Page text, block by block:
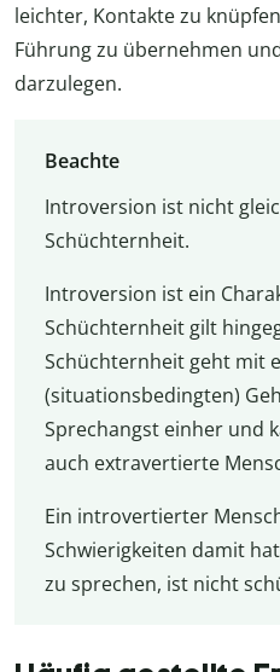
leichter, Kontakte zu
Führung zu übernehmen
darzulegen.
Beachte
Introversion ist nicht
Schüchternheit.
Introversion ist ein
Schüchternheit gilt
Schüchternheit geht mit
(situationsbedingten)
Sprechangst einher und
auch extravertierte
Ein introvertierter
Schwierigkeiten damit
zu sprechen, ist nicht